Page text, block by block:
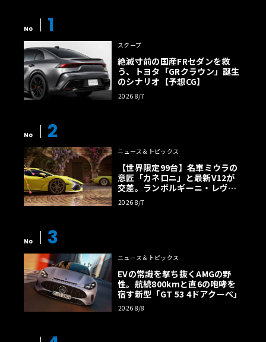
No 1
スクープ
絶滅寸前の国産FRセダンを救
う、トヨタ「GRクラウン」誕生
のシナリオ【予想CG】
2026 8/7
No 2
ニュース＆トピックス
【世界限定99台】名車ミウラの
意匠「カネロニ」と最新V12が
交差。ランボルギーニ・レヴエ
ルトに60周年記念車が登場
2026 8/7
No 3
ニュース＆トピックス
EVの常識を撃ち抜くAMGの野
性。航続800kmと直6の咆哮を
宿す新型「GT 53 4ドアクーペ」
2026 8/8